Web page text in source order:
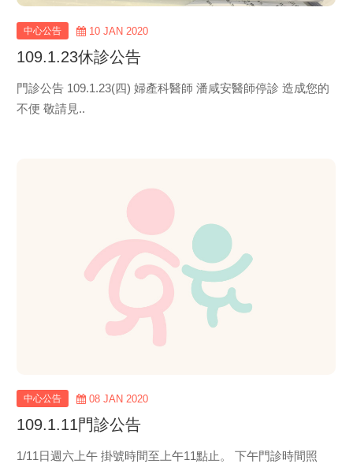
中心公告 10 JAN 2020
109.1.23休診公告
門診公告 109.1.23(四) 婦產科醫師 潘咸安醫師停診 造成您的
不便 敬請見..
view
more
中心公告 08 JAN 2020
109.1.11門診公告
1/11日週六上午 掛號時間至上午11點止。 下午門診時間照